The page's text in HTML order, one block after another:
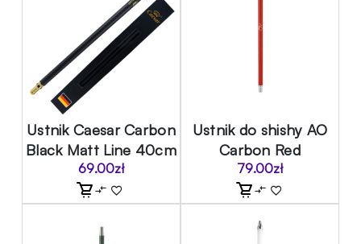
Ustnik Caesar Carbon
Black Matt Line 40cm
69.00zł
Ustnik do shishy AO
Carbon Red
79.00zł